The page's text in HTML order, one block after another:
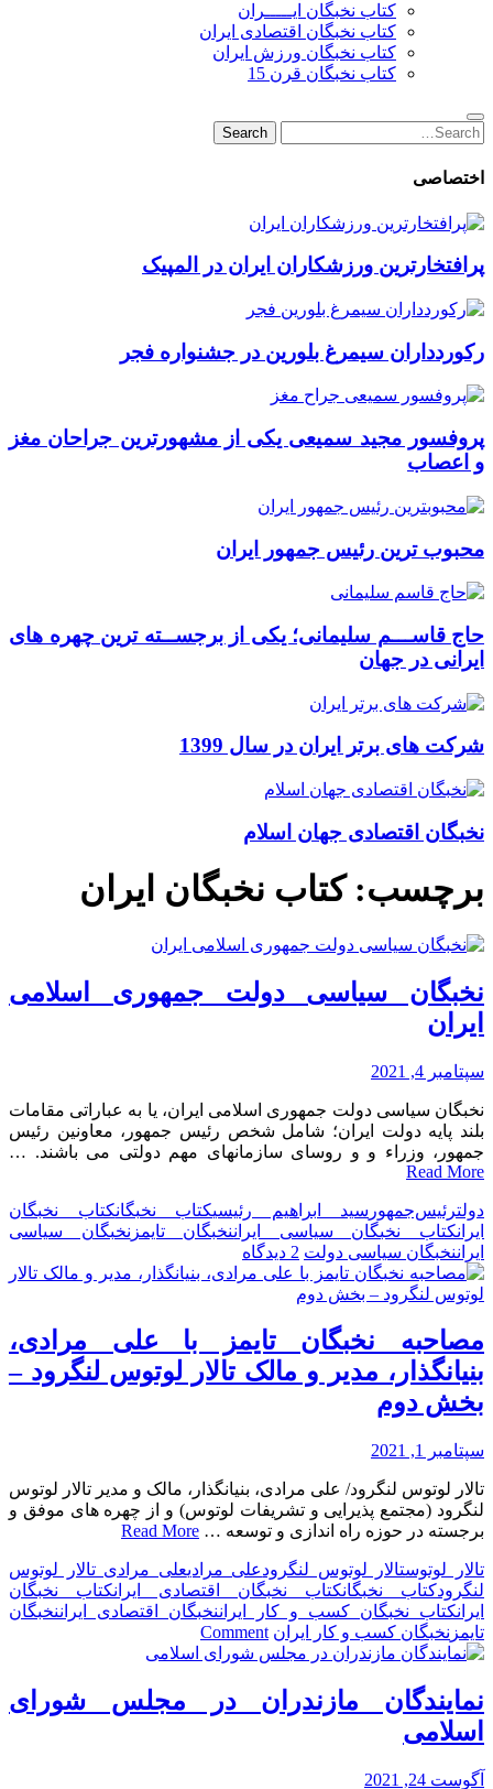
کتاب نخبگان ایـــــران
کتاب نخبگان اقتصادی ایران
کتاب نخبگان ورزش ایران
کتاب نخبگان قرن 15
Search
for:
Search
اختصاصی
پرافتخارترین ورزشکاران ایران در المپیک
رکوردداران سیمرغ بلورین در جشنواره فجر
پروفسور مجید سمیعی یکی از مشهورترین جراحان مغز
و اعصاب
محبوب ترین رئیس جمهور ایران
حاج قاســـم سلیمانی؛ یکی از برجســته ترین چهره های
ایرانی در جهان
شرکت های برتر ایران در سال 1399
نخبگان اقتصادی جهان اسلام
برچسب:کتاب نخبگان ایران
نخبگان سیاسی دولت جمهوری اسلامی
ایران
سپتامبر 4, 2021
نخبگان سیاسی دولت جمهوری اسلامی ایران، یا به عباراتی مقامات
بلند پایه دولت ایران؛ شامل شخص رئیس جمهور، معاونین رئیس
جمهور، وزراء و و روسای سازمانهای مهم دولتی می باشند. …
Read More
دولترئیس‌جمهور سید ابراهیم رئیسیکتاب نخبگانکتاب نخبگان
ایرانکتاب نخبگان سیاسی ایراننخبگان تایمز نخبگان سیاسی
ایراننخبگان سیاسی دولت 2 دیدگاه
نخبگان
جمهوری
اسلامی
ایران
مصاحبه نخبگان تایمز با علی مرادی،
بنیانگذار، مدیر و مالک تالار لوتوس لنگرود –
بخش دوم
سپتامبر 1, 2021
تالار لوتوس لنگرود/ علی مرادی، بنیانگذار، مالک و مدیر تالار لوتوس
لنگرود (مجتمع پذیرایی و تشریفات لوتوس) و از چهره های موفق و
برجسته در حوزه راه اندازی و توسعه … Read More
تالار لوتوستالار لوتوس لنگرودعلی مرادیعلی مرادی تالار لوتوس
لنگرودکتاب نخبگانکتاب نخبگان اقتصادی ایرانکتاب نخبگان
ایرانکتاب نخبگان کسب و کار ایراننخبگان اقتصادی ایراننخبگان
تایمز نخبگان کسب و کار ایران Comment
on
مصاحبه
با
نمایندگان مازندران در مجلس شورای
اسلامی
آگوست 24, 2021